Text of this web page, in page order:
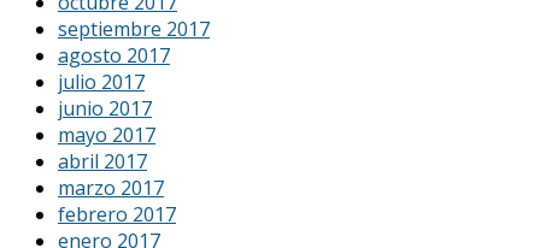
septiembre 2017
agosto 2017
julio 2017
junio 2017
mayo 2017
abril 2017
marzo 2017
febrero 2017
enero 2017